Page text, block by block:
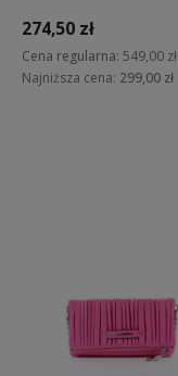
274,50 zł
Cena regularna: 549,00 zł
Najniższa cena: 299,00 zł